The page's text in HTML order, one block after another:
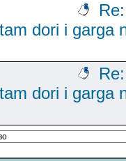
Re:
dori i garga
Re:
dori i garga